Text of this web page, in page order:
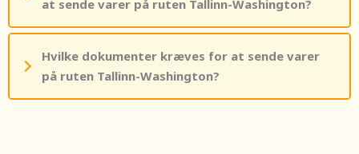
at sende varer på ruten Tallinn-Washington?
Hvilke dokumenter kræves for at sende varer
på ruten Tallinn-Washington?